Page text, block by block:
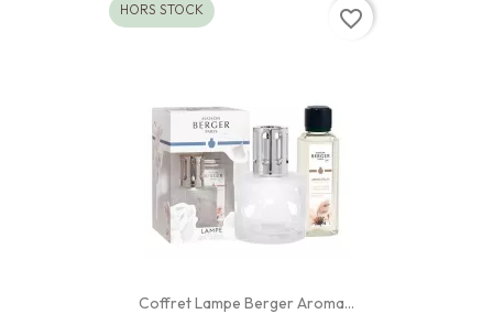
Coffret Lampe Berger Aroma...
HORS STOCK favorite_border